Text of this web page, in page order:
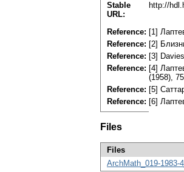
Stable
URL:
http://
Reference: [1]
Reference: [2]
Reference: [3]
Reference: [4]
(1958),
Reference: [5]
Reference: [6]
Files
Files
ArchMath_019-1983-